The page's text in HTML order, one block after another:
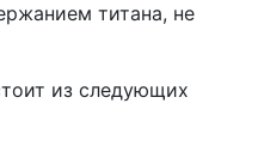
титана, не
из следующих